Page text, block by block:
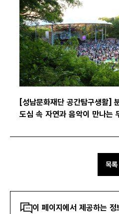
[성남문화재단 공간탐구생활]
도심 속 자연과 음악이 만나는
목록
콘텐츠이 페이지에서 제공하는